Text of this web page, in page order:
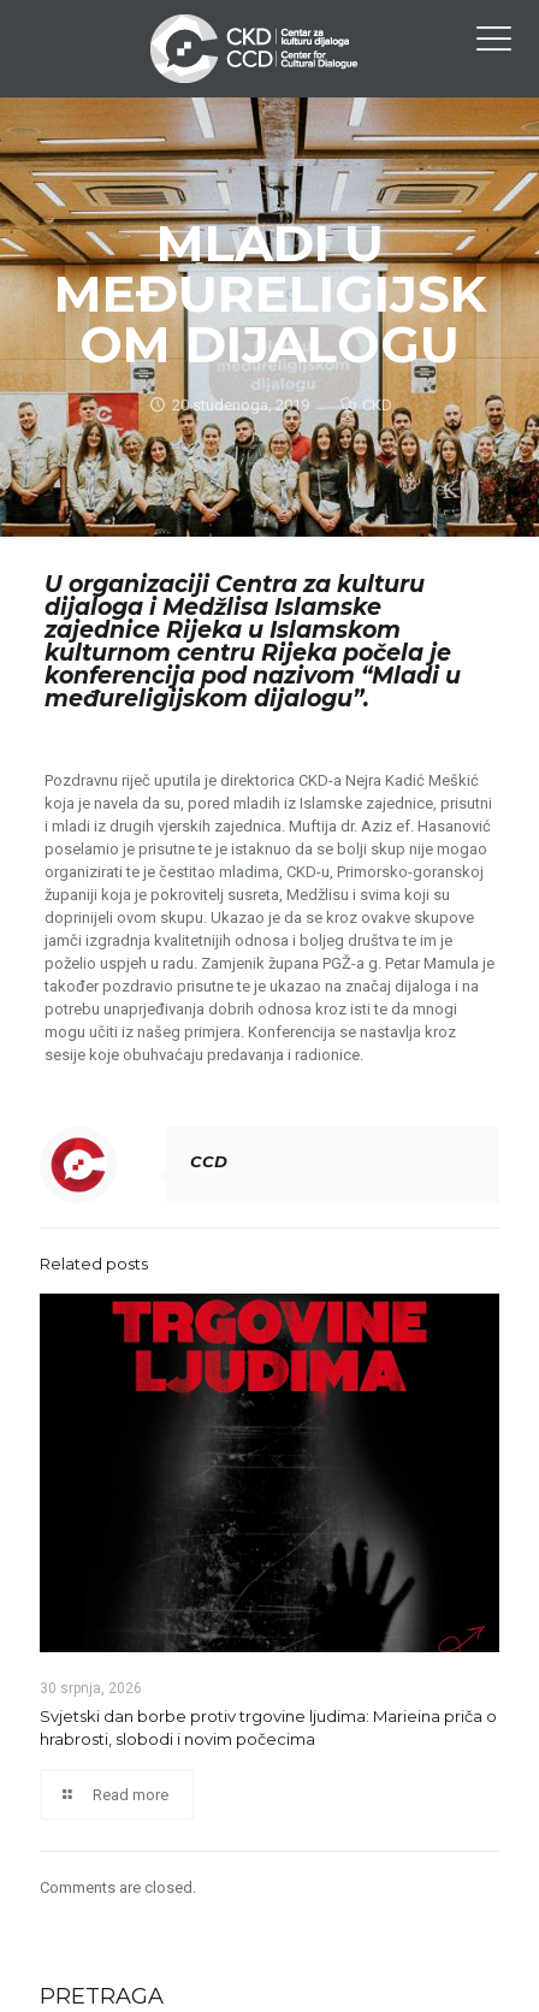
MLADI U
MEĐURELIGIJSK
OM DIJALOGU
20 studenoga, 2019 CKD
U organizaciji Centra za kulturu
dijaloga i Medžlisa Islamske
zajednice Rijeka u Islamskom
kulturnom centru Rijeka počela je
konferencija pod nazivom “Mladi u
međureligijskom dijalogu”.
Pozdravnu riječ uputila je direktorica CKD-a Nejra Kadić Meškić
koja je navela da su, pored mladih iz Islamske zajednice, prisutni
i mladi iz drugih vjerskih zajednica. Muftija dr. Aziz ef. Hasanović
poselamio je prisutne te je istaknuo da se bolji skup nije mogao
organizirati te je čestitao mladima, CKD-u, Primorsko-goranskoj
županiji koja je pokrovitelj susreta, Medžlisu i svima koji su
doprinijeli ovom skupu. Ukazao je da se kroz ovakve skupove
jamči izgradnja kvalitetnijih odnosa i boljeg društva te im je
poželio uspjeh u radu. Zamjenik župana PGŽ-a g. Petar Mamula je
također pozdravio prisutne te je ukazao na značaj dijaloga i na
potrebu unaprjeđivanja dobrih odnosa kroz isti te da mnogi
mogu učiti iz našeg primjera. Konferencija se nastavlja kroz
sesije koje obuhvaćaju predavanja i radionice.
CCD
Related posts
30 srpnja, 2026
Svjetski dan borbe protiv trgovine ljudima: Marieina priča o
hrabrosti, slobodi i novim počecima
Read more
Comments are closed.
PRETRAGA